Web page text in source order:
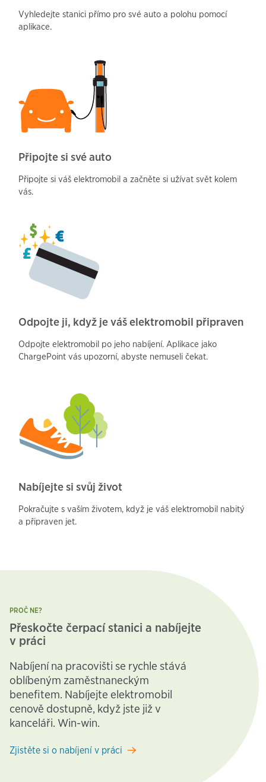
Připojte si své auto
Odpojte ji, když je váš elektromobil připraven
Nabíjejte si svůj život
Vyhledejte stanici přímo pro své auto a polohu pomocí
aplikace.
Připojte si váš elektromobil a začněte si užívat svět kolem
vás.
Odpojte elektromobil po jeho nabíjení. Aplikace jako
ChargePoint vás upozorní, abyste nemuseli čekat.
Pokračujte s vaším životem, když je váš elektromobil nabitý
a připraven jet.
PROČ NE?
Přeskočte čerpací stanici a nabíjejte
v práci
Nabíjení na pracovišti se rychle stává
oblíbeným zaměstnaneckým
benefitem. Nabíjejte elektromobil
cenově dostupně, když jste již v
kanceláři. Win-win.
Zjistěte si o nabíjení v práci